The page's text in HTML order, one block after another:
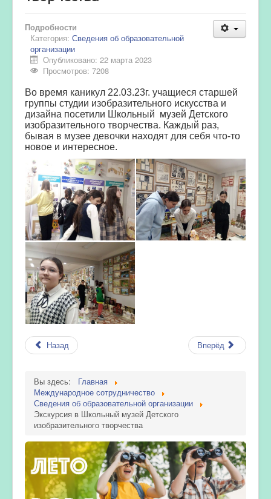
Подробности
Категория: Сведения об образовательной
организации
Опубликовано: 22 марта 2023
Просмотров: 7208
Во время каникул 22.03.23г. учащиеся старшей
группы студии изобразительного искусства и
дизайна посетили Школьный музей Детского
изобразительного творчества. Каждый раз,
бывая в музее девочки находят для себя что-то
новое и интересное.
Назад Вперёд
Вы здесь:
Главная
Международное сотрудничество
Сведения об образовательной организации
Экскурсия в Школьный музей Детского
изобразительного творчества